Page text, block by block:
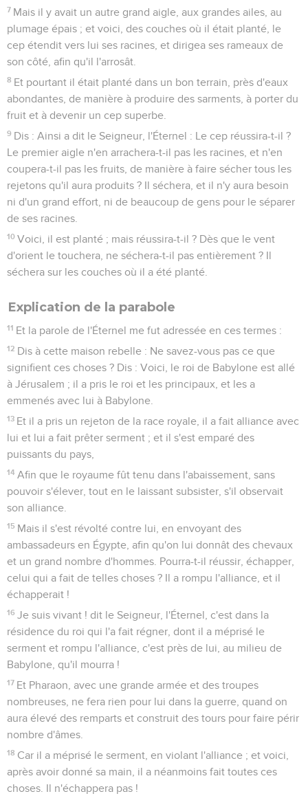
7 Mais il y avait un autre grand aigle, aux grandes ailes, au
plumage épais ; et voici, des couches où il était planté, le
cep étendit vers lui ses racines, et dirigea ses rameaux de
son côté, afin qu'il l'arrosât.
8 Et pourtant il était planté dans un bon terrain, près d'eaux
abondantes, de manière à produire des sarments, à porter du
fruit et à devenir un cep superbe.
9 Dis : Ainsi a dit le Seigneur, l'Éternel : Le cep réussira-t-il ?
Le premier aigle n'en arrachera-t-il pas les racines, et n'en
coupera-t-il pas les fruits, de manière à faire sécher tous les
rejetons qu'il aura produits ? Il séchera, et il n'y aura besoin
ni d'un grand effort, ni de beaucoup de gens pour le séparer
de ses racines.
10 Voici, il est planté ; mais réussira-t-il ? Dès que le vent
d'orient le touchera, ne séchera-t-il pas entièrement ? Il
séchera sur les couches où il a été planté.
Explication de la parabole
11 Et la parole de l'Éternel me fut adressée en ces termes :
12 Dis à cette maison rebelle : Ne savez-vous pas ce que
signifient ces choses ? Dis : Voici, le roi de Babylone est allé
à Jérusalem ; il a pris le roi et les principaux, et les a
emmenés avec lui à Babylone.
13 Et il a pris un rejeton de la race royale, il a fait alliance avec
lui et lui a fait prêter serment ; et il s'est emparé des
puissants du pays,
14 Afin que le royaume fût tenu dans l'abaissement, sans
pouvoir s'élever, tout en le laissant subsister, s'il observait
son alliance.
15 Mais il s'est révolté contre lui, en envoyant des
ambassadeurs en Égypte, afin qu'on lui donnât des chevaux
et un grand nombre d'hommes. Pourra-t-il réussir, échapper,
celui qui a fait de telles choses ? Il a rompu l'alliance, et il
échapperait !
16 Je suis vivant ! dit le Seigneur, l'Éternel, c'est dans la
résidence du roi qui l'a fait régner, dont il a méprisé le
serment et rompu l'alliance, c'est près de lui, au milieu de
Babylone, qu'il mourra !
17 Et Pharaon, avec une grande armée et des troupes
nombreuses, ne fera rien pour lui dans la guerre, quand on
aura élevé des remparts et construit des tours pour faire périr
nombre d'âmes.
18 Car il a méprisé le serment, en violant l'alliance ; et voici,
après avoir donné sa main, il a néanmoins fait toutes ces
choses. Il n'échappera pas !